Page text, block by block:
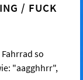
/ FUCK
so
"aagghhrr",